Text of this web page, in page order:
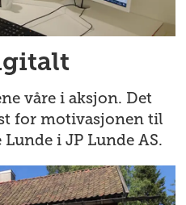
våre i aksjon. Det
for motivasjonen til
i JP Lunde AS.